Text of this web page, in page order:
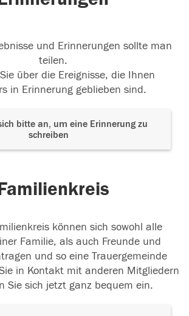
und Erinnerungen sollte man
teilen.
über die Ereignisse, die Ihnen
in Erinnerung geblieben sind.
bitte an, um eine Erinnerung zu
schreiben
können sich sowohl alle
Familie, als auch Freunde und
und so eine Trauergemeinde
in Kontakt mit anderen Mitgliedern
Sie sich jetzt ganz bequem ein.